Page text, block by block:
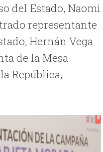
del Estado, Naomi
representante
Hernán Vega
de la Mesa
República,